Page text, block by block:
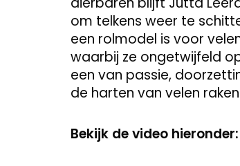
om telkens weer te
een rolmodel is voor
waarbij ze ongetwijfeld
een van passie,
de harten van velen
Bekijk de video hieronder: